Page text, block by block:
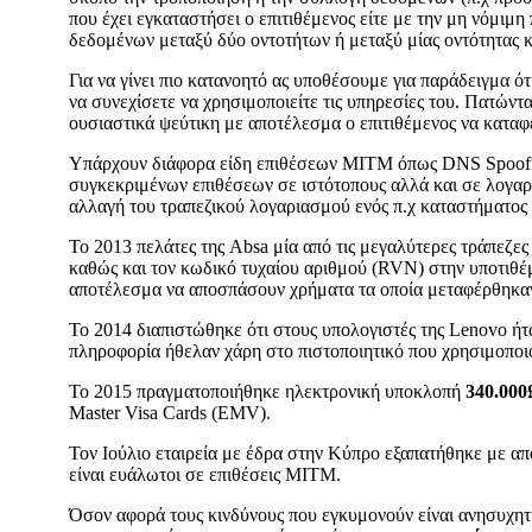
που έχει εγκαταστήσει ο επιτιθέμενος είτε με την μη
δεδομένων μεταξύ δύο οντοτήτων ή μεταξύ μίας οντότητας
Για να γίνει πιο κατανοητό ας υποθέσουμε για παράδειγμα
να συνεχίσετε να χρησιμοποιείτε τις υπηρεσίες του.
ουσιαστικά ψεύτικη με αποτέλεσμα ο επιτιθέμενος να
Υπάρχουν διάφορα είδη επιθέσεων MITM όπως DNS
συγκεκριμένων επιθέσεων σε ιστότοπους αλλά και σε
αλλαγή του τραπεζικού λογαριασμού ενός π.χ
Το 2013 πελάτες της Absa μία από τις μεγαλύτερες
καθώς και τον κωδικό τυχαίου αριθμού (RVN) στην
αποτέλεσμα να αποσπάσουν χρήματα τα οποία
Το 2014 διαπιστώθηκε ότι στους υπολογιστές της Lenovo
πληροφορία ήθελαν χάρη στο πιστοποιητικό που
Το 2015 πραγματοποιήθηκε ηλεκτρονική υποκλοπή
Master Visa Cards (ΕΜV).
Τον Ιούλιο εταιρεία με έδρα στην Κύπρο εξαπατήθηκε με
είναι ευάλωτοι σε επιθέσεις MITM.
Όσον αφορά τους κινδύνους που εγκυμονούν είναι